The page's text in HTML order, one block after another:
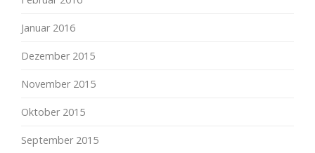
Januar 2016
Dezember 2015
November 2015
Oktober 2015
September 2015